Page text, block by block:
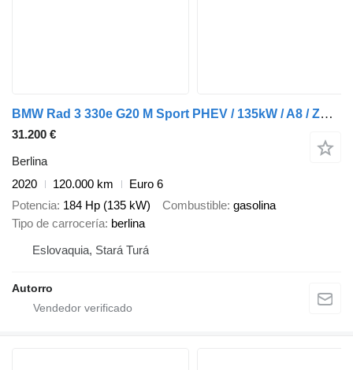
BMW Rad 3 330e G20 M Sport PHEV / 135kW / A8 / ZÁRUKA / AJ NA SPLÁTK
31.200 €
Berlina
2020
120.000 km
Euro 6
Potencia 184 Hp (135 kW) Combustible gasolina
Tipo de carrocería berlina
Eslovaquia, Stará Turá
Autorro